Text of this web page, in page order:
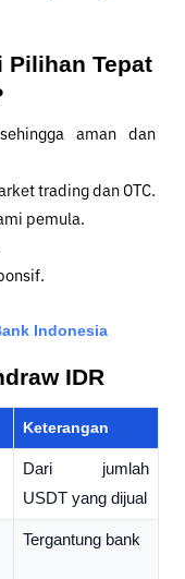
Pilihan Tepat
aman dan
trading dan OTC.
pemula.
Indonesia
IDR
Keterangan
Dari jumlah
USDT yang dijual
Tergantung bank